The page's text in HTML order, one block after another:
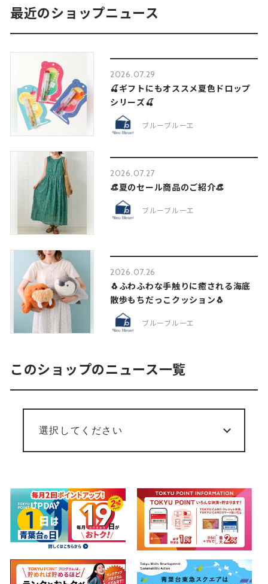
最近のショップニュース
2026.07.29
🍒ギフトにもオススメ夏色ドロップ
シリーズ🍒
ブルーブルーエ
2026.07.27
👒夏のセール商品のご紹介👒
ブルーブルーエ
2026.07.26
🐧ふわふわな手触りに癒される海底
散歩もちだっこクッション🐧
ブルーブルーエ
このショップのニュース一覧